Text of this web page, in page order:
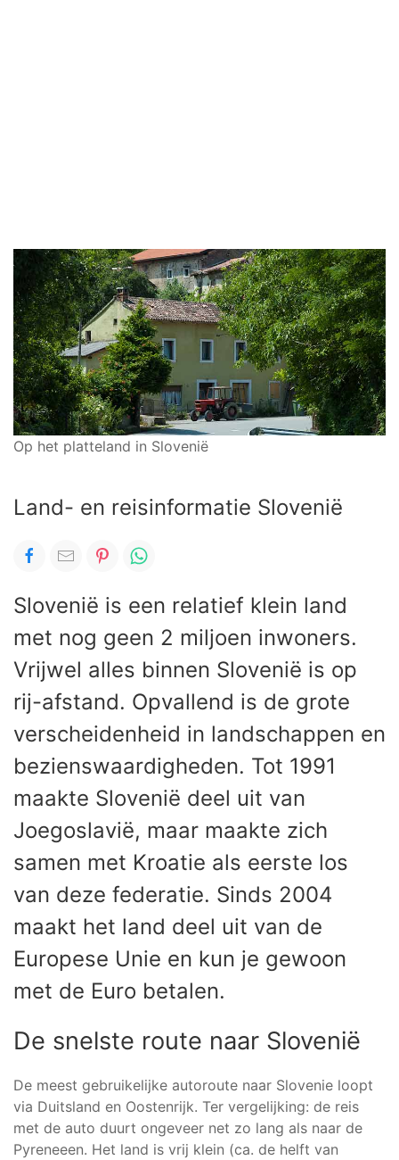
Op het platteland in Slovenië
Land- en reisinformatie Slovenië
Slovenië is een relatief klein land
met nog geen 2 miljoen inwoners.
Vrijwel alles binnen Slovenië is op
rij-afstand. Opvallend is de grote
verscheidenheid in landschappen en
bezienswaardigheden. Tot 1991
maakte Slovenië deel uit van
Joegoslavië, maar maakte zich
samen met Kroatie als eerste los
van deze federatie. Sinds 2004
maakt het land deel uit van de
Europese Unie en kun je gewoon
met de Euro betalen.
De snelste route naar Slovenië
De meest gebruikelijke autoroute naar Slovenie loopt
via Duitsland en Oostenrijk. Ter vergelijking: de reis
met de auto duurt ongeveer net zo lang als naar de
Pyreneeen. Het land is vrij klein (ca. de helft van